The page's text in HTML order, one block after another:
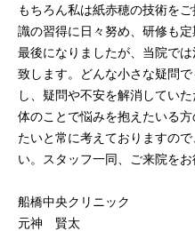
もちろん私は紙赤穂の技術を
識の習得に日々努め、研修も定
最後になりましたが、当院で
致します。どんな小さな疑問
し、疑問や不安を解消してい
体のことで悩みを抱えたいる
たいと常に考えておりますの
い。スタッフ一同、ご来院をお
船橋中央クリニック
元神 賢太